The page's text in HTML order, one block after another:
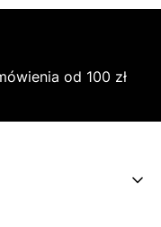
od 100 zł